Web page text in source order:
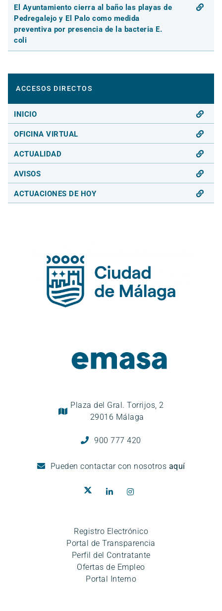
El Ayuntamiento cierra al baño las playas de
Pedregalejo y El Palo como medida
preventiva por presencia de la bacteria E.
coli
ACCESOS DIRECTOS
INICIO
OFICINA VIRTUAL
ACTUALIDAD
AVISOS
ACTUACIONES DE HOY
Plaza del Gral. Torrijos, 2
29016 Málaga
900 777 420
Pueden contactar con nosotros aquí
Registro Electrónico
Portal de Transparencia
Perfil del Contratante
Ofertas de Empleo
Portal Interno